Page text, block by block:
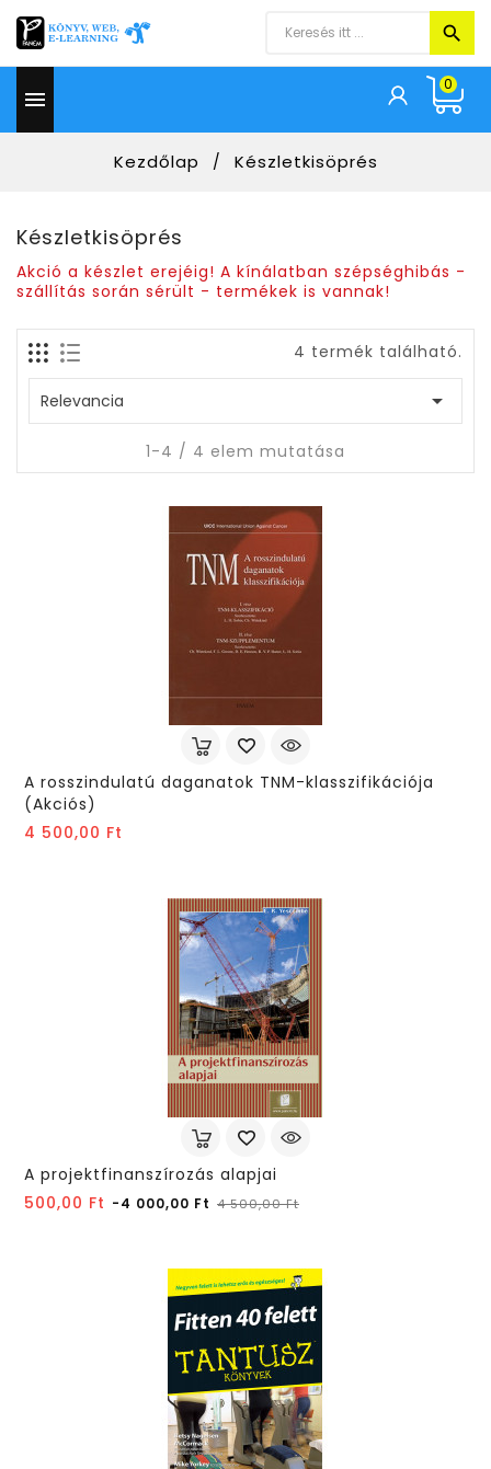

0
Kezdőlap Készletkisöprés
Készletkisöprés
Akció a készlet erejéig! A kínálatban szépséghibás -
szállítás során sérült - termékek is vannak!
4 termék található.
Relevancia 
1-4 / 4 elem mutatása
A rosszindulatú daganatok TNM-klasszifikációja
(Akciós)
4 500,00 Ft
A projektfinanszírozás alapjai
500,00 Ft Normál
-4 000,00 Ft 4 500,00 FtÁr